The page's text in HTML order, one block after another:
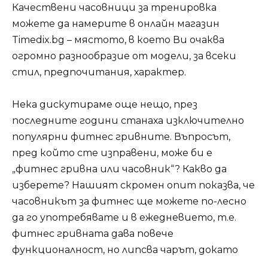
Качествени часовници за тренировка
можете да намерите в онлайн магазин
Timedix.bg – мястото, в което Ви очаква
огромно разнообразие от модели, за всеки
стил, предпочитания, характер.
Нека дискутираме още нещо, през
последните години станаха изключително
популярни фитнес гривните. Въпросът,
пред който сте изправени, може би е
„фитнес гривна или часовник“? Какво да
изберете? Нашият скромен опит показва, че
часовникът за фитнес ще можете по-лесно
да го употребявате и в ежедневието, т.е.
фитнес гривната дава повече
функционалност, но липсва чарът, докато